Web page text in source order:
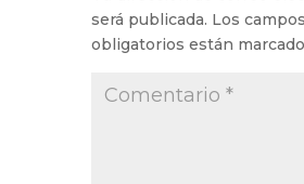
será publicada. Los campos
obligatorios están